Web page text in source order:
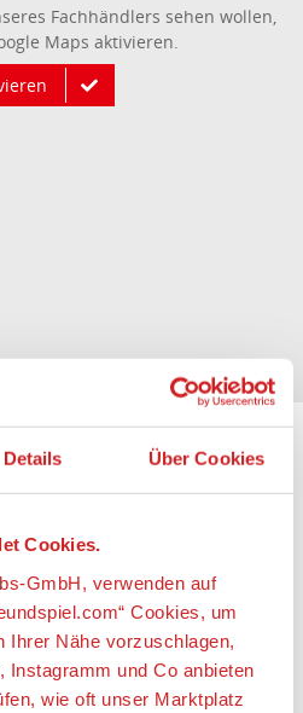
Details Über Cookies
Cookies.
GmbH, verwenden auf
Cookies, um
Ihrer Nähe vorzuschlagen,
Instagramm und Co anbieten
wie oft unser Marktplatz
Fachhändlers sehen wollen,
Maps aktivieren.
wir eine fantastische
die kleisten Kinder, über